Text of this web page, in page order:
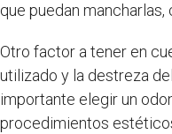
que puedan
Otro factor a tener en
utilizado y la destreza
importante elegir un
procedimientos